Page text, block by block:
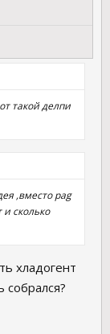
такой делпи
,вместо pag
сколько
хладогент
собрался?